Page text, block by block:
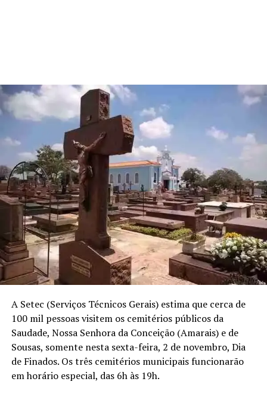
A Setec (Serviços Técnicos Gerais) estima que cerca de
100 mil pessoas visitem os cemitérios públicos da
Saudade, Nossa Senhora da Conceição (Amarais) e de
Sousas, somente nesta sexta-feira, 2 de novembro, Dia
de Finados. Os três cemitérios municipais funcionarão
em horário especial, das 6h às 19h.